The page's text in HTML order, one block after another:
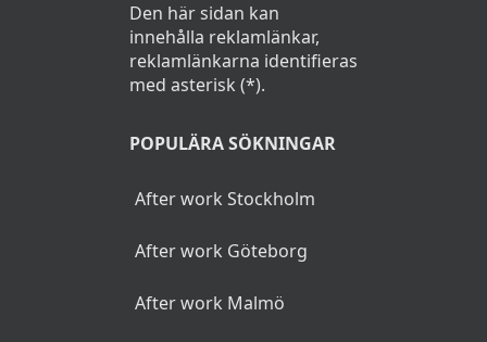
Den här sidan kan
innehålla reklamlänkar,
reklamlänkarna identifieras
med asterisk (*).
POPULÄRA SÖKNINGAR
After work Stockholm
After work Göteborg
After work Malmö